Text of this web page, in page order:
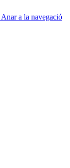
Anar a la navegació